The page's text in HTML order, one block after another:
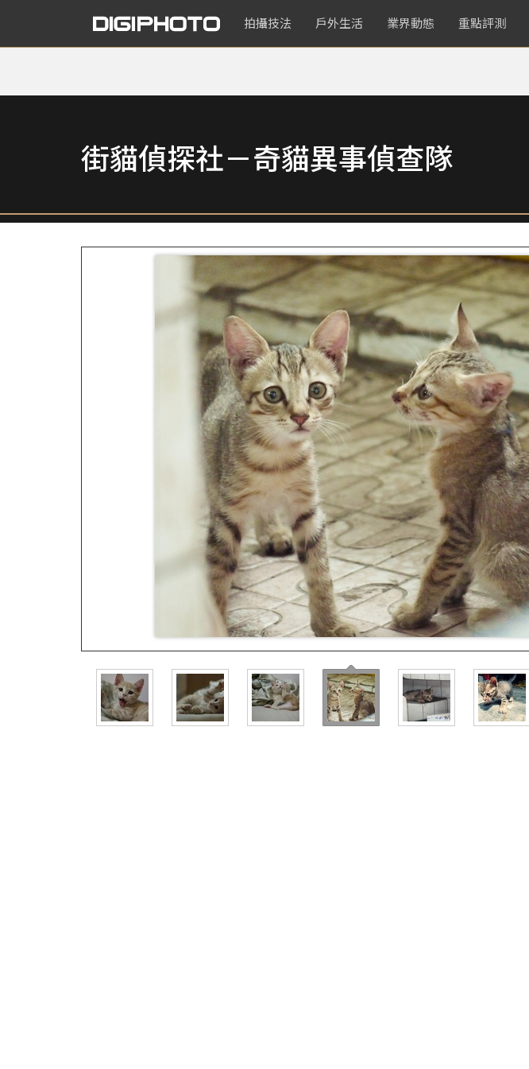
拍攝技法 戶外生活 業界動態 重點評測
街貓偵探社－奇貓異事偵查隊